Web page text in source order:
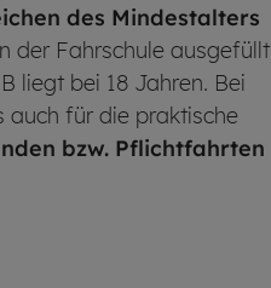
des Mindestalters
der Fahrschule ausgefüllt
liegt bei 18 Jahren. Bei
auch für die praktische
bzw. Pflichtfahrten